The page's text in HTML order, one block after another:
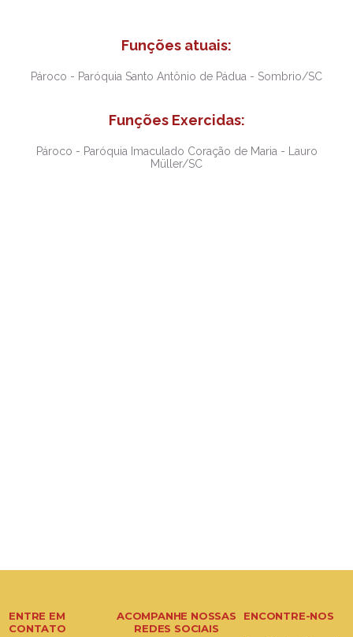
Funções atuais:
Pároco - Paróquia Santo Antônio de Pádua - Sombrio/SC
Funções Exercidas:
Pároco - Paróquia Imaculado Coração de Maria - Lauro
Müller/SC
ENTRE EM
CONTATO
ACOMPANHE NOSSAS
REDES SOCIAIS
ENCONTRE-NOS